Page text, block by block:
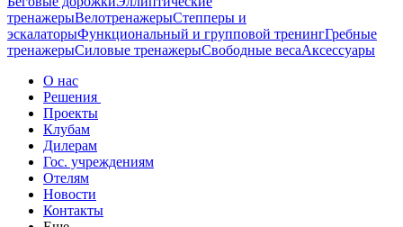
тренажерыВелотренажерыСтепперы и
эскалаторыФункциональный и групповой тренингГребные
тренажерыСиловые тренажерыСвободные весаАксессуары
О нас
Решения
Проекты
Клубам
Дилерам
Гос. учреждениям
Отелям
Новости
Контакты